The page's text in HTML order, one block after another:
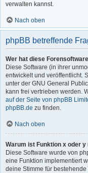
verwalten kannst.
Nach oben
phpBB betreffende
Wer hat diese
Diese Software (in ihrer
entwickelt und veröffentlicht.
unter der GNU General
kann frei vertrieben werden.
auf der Seite von phpBB
phpBB.de zu finden.
Nach oben
Warum ist Funktion x oder
Diese Software wurde von
eine Funktion implementiert
deine Stimme für